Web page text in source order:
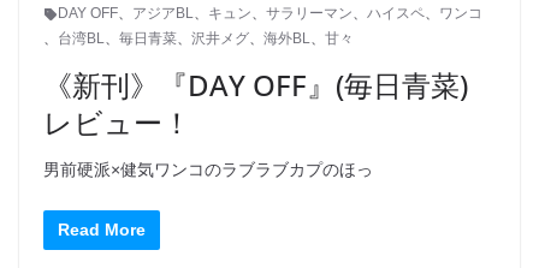
DAY OFF、 アジアBL、 キュン、 サラリーマン、 ハイスペ、 ワンコ
、 台湾BL、 毎日青菜、 沢井メグ、 海外BL、 甘々
《新刊》『DAY OFF』(毎日青菜)
レビュー！
男前硬派×健気ワンコのラブラブカプのほっ
Read More